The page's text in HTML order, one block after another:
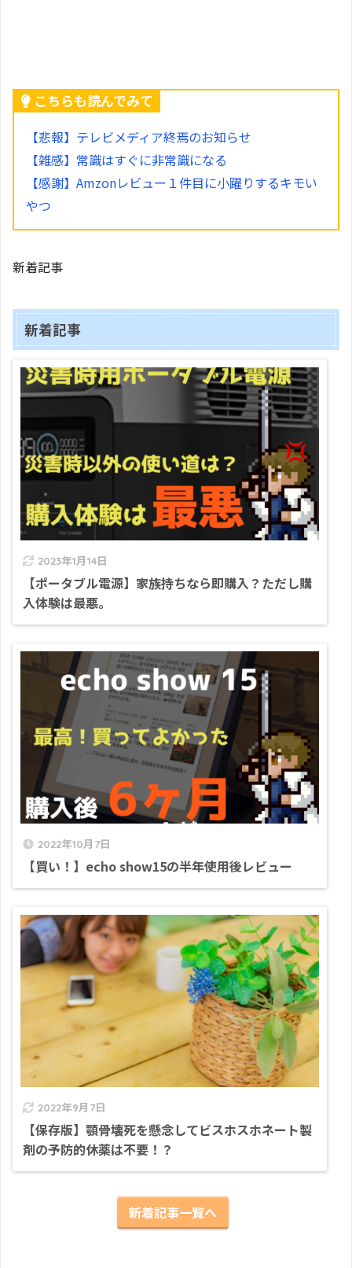
こちらも読んでみて
【悲報】テレビメディア終焉のお知らせ
【雑感】常識はすぐに非常識になる
【感謝】Amzonレビュー１件目に小躍りするキモい
やつ
新着記事
新着記事
2023年1月14日
【ポータブル電源】家族持ちなら即購入？ただし購
入体験は最悪。
2022年10月7日
【買い！】echo show15の半年使用後レビュー
2022年9月7日
【保存版】顎骨壊死を懸念してビスホスホネート製
剤の予防的休薬は不要！？
新着記事一覧へ